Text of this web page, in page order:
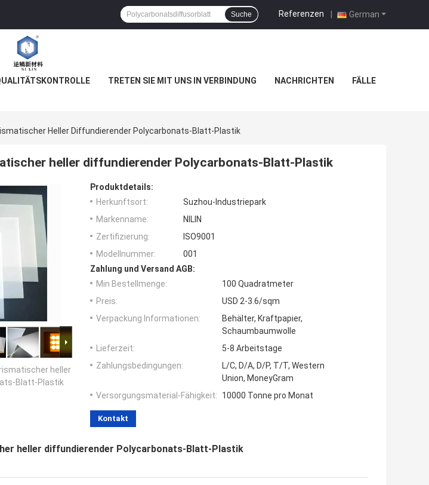
German
Referenzen |
Suche
TRETEN SIE MIT UNS IN VERBINDUNG NACHRICHTEN FÄLLE
Heller Diffundierender Polycarbonats-Blatt-Plastik
heller diffundierender Polycarbonats-Blatt-Plastik
heller
Blatt-Plastik
Produktdetails:
Herkunftsort:
Suzhou-Industriepark
Markenname:
NILIN
Zertifizierung:
ISO9001
Modellnummer:
001
Zahlung und Versand AGB:
Min Bestellmenge:
100 Quadratmeter
Preis:
USD 2-3.6/sqm
Verpackung Informationen:
Behälter, Kraftpapier,
Schaumbaumwolle
Lieferzeit:
5-8 Arbeitstage
Zahlungsbedingungen:
L/C, D/A, D/P, T/T, Western
Union, MoneyGram
Versorgungsmaterial-Fähigkeit:
10000 Tonne pro Monat
Kontakt
heller diffundierender Polycarbonats-Blatt-Plastik